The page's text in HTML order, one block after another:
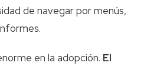
de navegar por menús,
en la adopción. El